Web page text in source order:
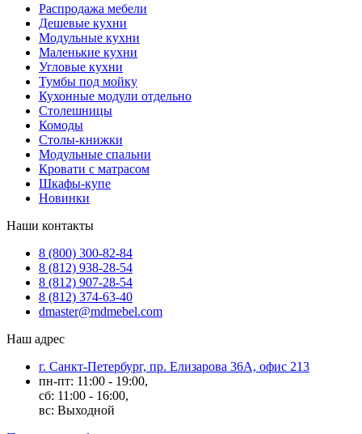
Распродажа мебели
Дешевые кухни
Модульные кухни
Маленькие кухни
Угловые кухни
Тумбы под мойку
Кухонные модули отдельно
Столешницы
Комоды
Столы-книжки
Модульные спальни
Кровати с матрасом
Шкафы-купе
Новинки
Наши контакты
8 (800) 300-82-84
8 (812) 938-28-54
8 (812) 907-28-54
8 (812) 374-63-40
dmaster@mdmebel.com
Наш адрес
г. Санкт-Петербург, пр. Елизарова 36А, офис 213
пн-пт: 11:00 - 19:00,
сб: 11:00 - 16:00,
вс: Выходной